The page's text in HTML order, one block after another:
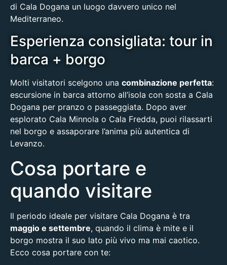
di Cala Dogana un luogo davvero unico nel
Mediterraneo.
Esperienza consigliata: tour in
barca + borgo
Molti visitatori scelgono una combinazione perfetta:
escursione in barca attorno all’isola con sosta a Cala
Dogana per pranzo o passeggiata. Dopo aver
esplorato Cala Minnola o Cala Fredda, puoi rilassarti
nel borgo e assaporare l’anima più autentica di
Levanzo.
Cosa portare e
quando visitare
Il periodo ideale per visitare Cala Dogana è tra
maggio e settembre, quando il clima è mite e il
borgo mostra il suo lato più vivo ma mai caotico.
Ecco cosa portare con te: